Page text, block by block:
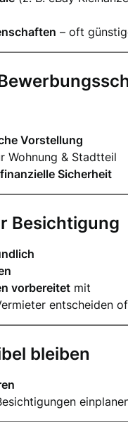
– oft
Vorstellung
Wohnung & Stadtteil
finanzielle Sicherheit
Besichtigung
vorbereitet mit
entscheiden
bleiben